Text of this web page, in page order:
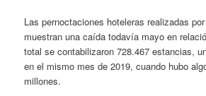
Las pernoctaciones hoteleras realizadas
muestran una caída todavía mayo en
total se contabilizaron 728.467 estancias,
en el mismo mes de 2019, cuando hubo
millones.